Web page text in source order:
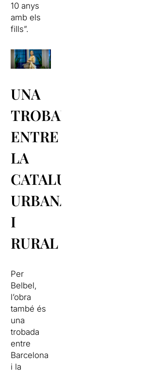
10 anys
amb els
fills”.
UNA
TROBADA
ENTRE
LA
CATALUNYA
URBANA
I
RURAL
Per
Belbel,
l’obra
també és
una
trobada
entre
Barcelona
i la